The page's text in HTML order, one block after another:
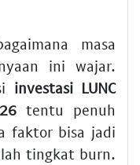
masa
ini wajar.
investasi LUNC
tentu penuh
faktor bisa jadi
tingkat burn.